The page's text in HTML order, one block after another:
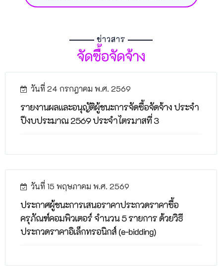
ข่าวสาร
จัดซื้อจัดจ้าง
วันที่ 24 กรกฎาคม พ.ศ. 2569
รายงานผลและอนุญัติผู้ชนะการจัดซื้อจัดจ้าง ประจำ
ปีงบประมาณ 2569 ประจำไตรมาสที่ 3
วันที่ 15 พฤษภาคม พ.ศ. 2569
ประกาศผู้ชนะการเสนอราคาประกวดราคาซื้อ
ครุภัณฑ์คอมพิวเตอร์ จำนวน 5 รายการ ด้วยวิธี
ประกวดราคาอิเล็กทรอนิกส์ (e-bidding)